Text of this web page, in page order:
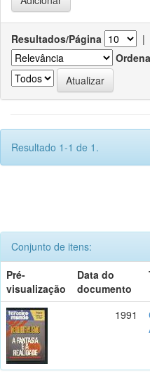
Resultados/Página |
Resultado 1-1 de 1.
Conjunto de itens:
Pré-
visualização
Data do
documento
1991